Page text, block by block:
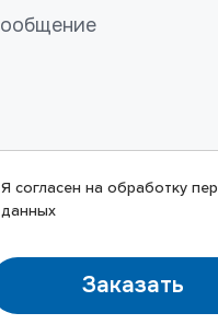
Я согласен на обработку
данных
Заказать